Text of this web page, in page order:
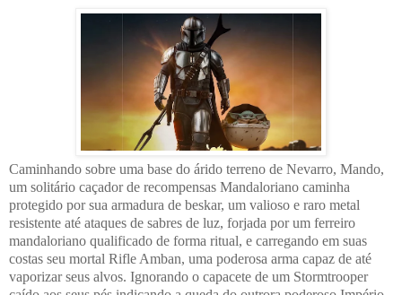
Caminhando sobre uma base do árido terreno de Nevarro, Mando,
um solitário caçador de recompensas Mandaloriano caminha
protegido por sua armadura de beskar, um valioso e raro metal
resistente até ataques de sabres de luz, forjada por um ferreiro
mandaloriano qualificado de forma ritual, e carregando em suas
costas seu mortal Rifle Amban, uma poderosa arma capaz de até
vaporizar seus alvos. Ignorando o capacete de um Stormtrooper